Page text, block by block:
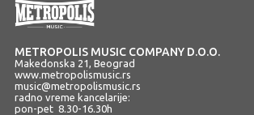
METROPOLIS MUSIC COMPANY D.O.O.
Makedonska 21, Beograd
www.metropolismusic.rs
music@metropolismusic.rs
radno vreme kancelarije:
pon-pet 8.30-16.30h